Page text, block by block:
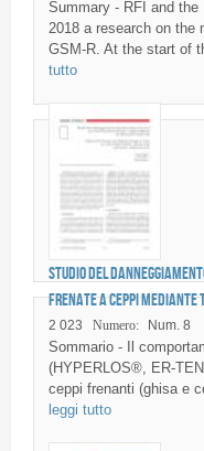
Summary - RFI and the
2018 a research on the
GSM-R. At the start of
tutto
Studio del
frenate a ceppi
2 023 Numero: Num. 8
Sommario - Il
(HYPERLOS®, ER-
ceppi frenanti (ghisa e
leggi tutto